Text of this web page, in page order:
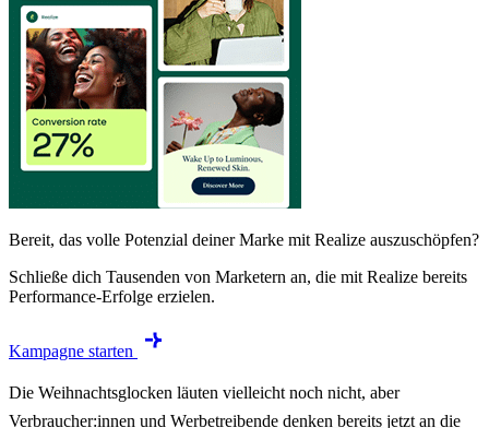
Bereit, das volle Potenzial deiner Marke mit Realize auszuschöpfen?
Schließe dich Tausenden von Marketern an, die mit Realize bereits
Performance-Erfolge erzielen.
Kampagne starten
Die Weihnachtsglocken läuten vielleicht noch nicht, aber
Verbraucher:innen und Werbetreibende denken bereits jetzt an die